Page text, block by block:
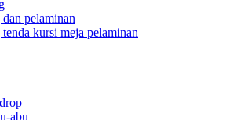
pelaminan
kursi meja pelaminan
abu